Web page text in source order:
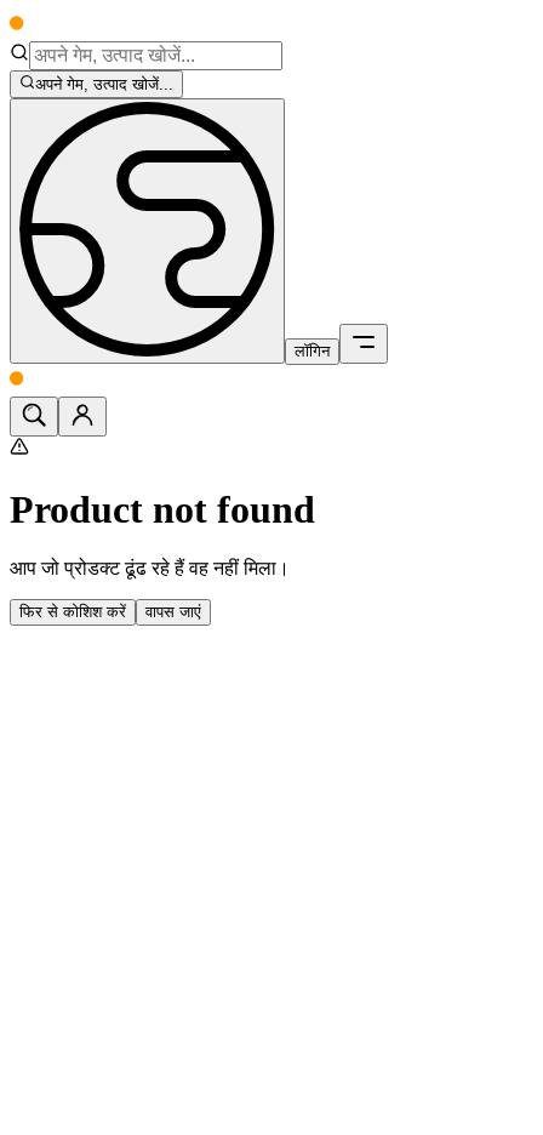
अपने गेम, उत्पाद खोजें...
लॉगिन
Product not found
आप जो प्रोडक्ट ढूंढ रहे हैं वह नहीं मिला।
फिर से कोशिश करें वापस जाएं